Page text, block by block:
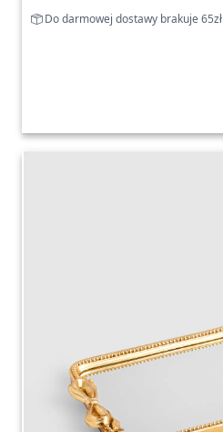
Do darmowej dostawy brakuje 65zł